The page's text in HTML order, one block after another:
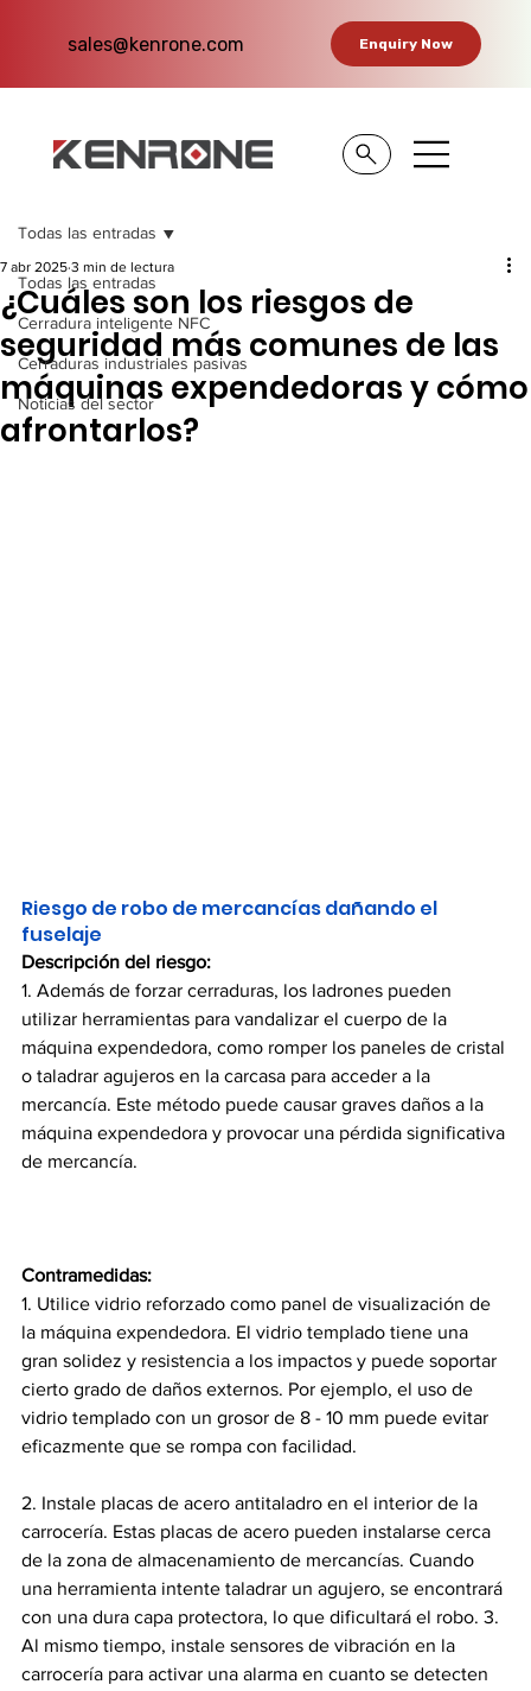
sales@kenrone.com Enquiry Now
Todas las entradas
Cerradura inteligente NFC
Cerraduras industriales pasivas
Noticias del sector
Todas las entradas
¿Cuáles son los riesgos de
seguridad más comunes de las
máquinas expendedoras y cómo
afrontarlos?
7 abr 2025 3 min de lectura
Riesgo de robo de mercancías dañando el
fuselaje
Descripción del riesgo:
1. Además de forzar cerraduras, los ladrones pueden
utilizar herramientas para vandalizar el cuerpo de la
máquina expendedora, como romper los paneles de cristal
o taladrar agujeros en la carcasa para acceder a la
mercancía. Este método puede causar graves daños a la
máquina expendedora y provocar una pérdida significativa
de mercancía.
Contramedidas:
1. Utilice vidrio reforzado como panel de visualización de
la máquina expendedora. El vidrio templado tiene una
gran solidez y resistencia a los impactos y puede soportar
cierto grado de daños externos. Por ejemplo, el uso de
vidrio templado con un grosor de 8 - 10 mm puede evitar
eficazmente que se rompa con facilidad.
2. Instale placas de acero antitaladro en el interior de la
carrocería. Estas placas de acero pueden instalarse cerca
de la zona de almacenamiento de mercancías. Cuando
una herramienta intente taladrar un agujero, se encontrará
con una dura capa protectora, lo que dificultará el robo. 3.
Al mismo tiempo, instale sensores de vibración en la
carrocería para activar una alarma en cuanto se detecten